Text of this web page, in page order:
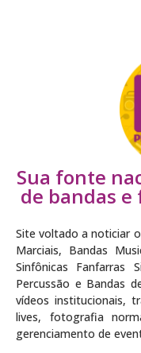
Sua fonte
de bandas
Site voltado a noticiar
Marciais, Bandas
Sinfônicas
Percussão e Bandas
vídeos institucionais,
lives, fotografia
gerenciamento de